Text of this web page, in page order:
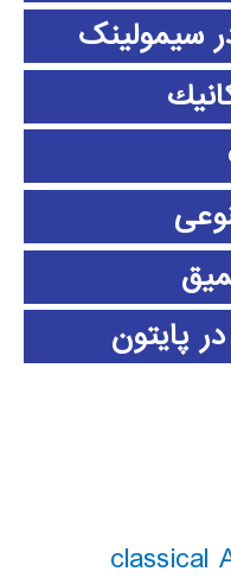
سیمولینک
پایتون